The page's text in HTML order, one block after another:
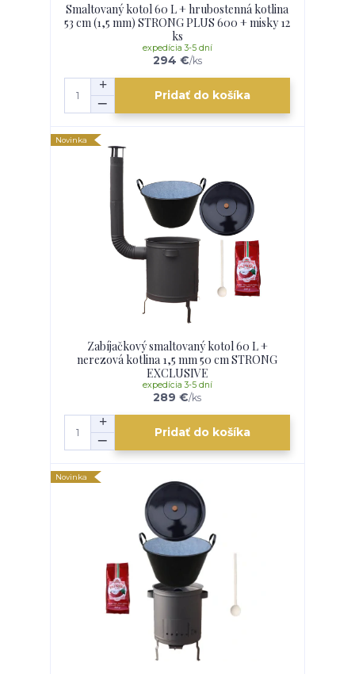
Smaltovaný kotol 60 L + hrubostenná kotlina
53 cm (1,5 mm) STRONG PLUS 600 + misky 12
ks
294 €/ks
expedícia 3-5 dní
Pridať do košíka
Novinka
Zabíjačkový smaltovaný kotol 60 L +
nerezová kotlina 1,5 mm 50 cm STRONG
EXCLUSIVE
289 €/ks
expedícia 3-5 dní
Pridať do košíka
Novinka